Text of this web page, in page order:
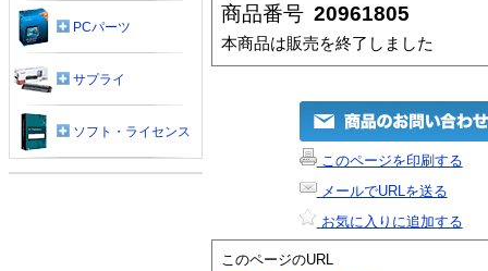
商品番号 20961805
本商品は販売を終了しました
このページを印刷する
メールでURLを送る
お気に入りに追加する
このページのURL
PCパーツ
サプライ
ソフト・ライセンス